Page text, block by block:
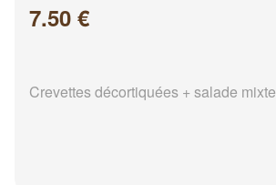
7.50 €
Crevettes décortiquées + salade mixte